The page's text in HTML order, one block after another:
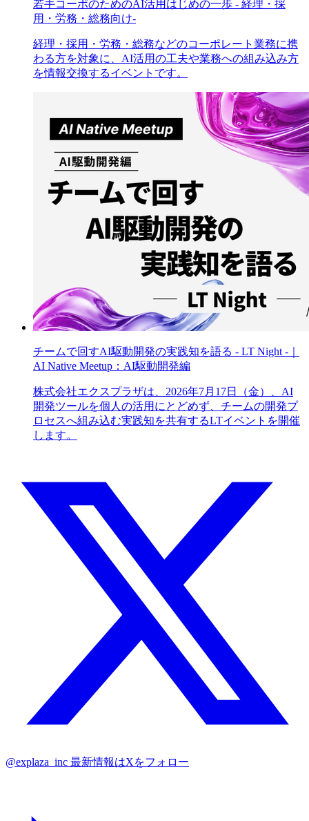
若手コーポのためのAI活用はじめの一歩 - 経理・採
用・労務・総務向け-
経理・採用・労務・総務などのコーポレート業務に携
わる方を対象に、AI活用の工夫や業務への組み込み方
を情報交換するイベントです。
チームで回すAI駆動開発の実践知を語る - LT Night -｜
AI Native Meetup：AI駆動開発編
株式会社エクスプラザは、2026年7月17日（金）、AI
開発ツールを個人の活用にとどめず、チームの開発プ
ロセスへ組み込む実践知を共有するLTイベントを開催
します。
@explaza_inc 最新情報はXをフォロー